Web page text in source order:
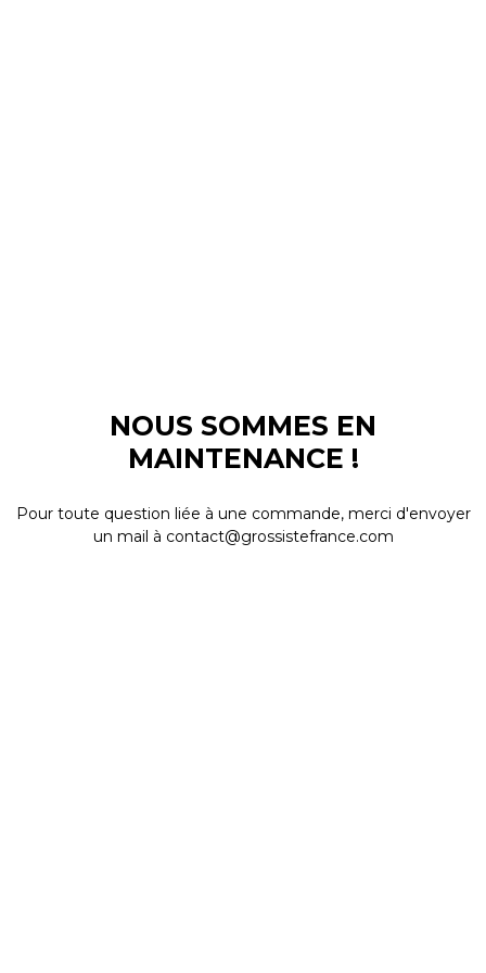
NOUS SOMMES EN
MAINTENANCE !
Pour toute question liée à une commande, merci d'envoyer
un mail à contact@grossistefrance.com